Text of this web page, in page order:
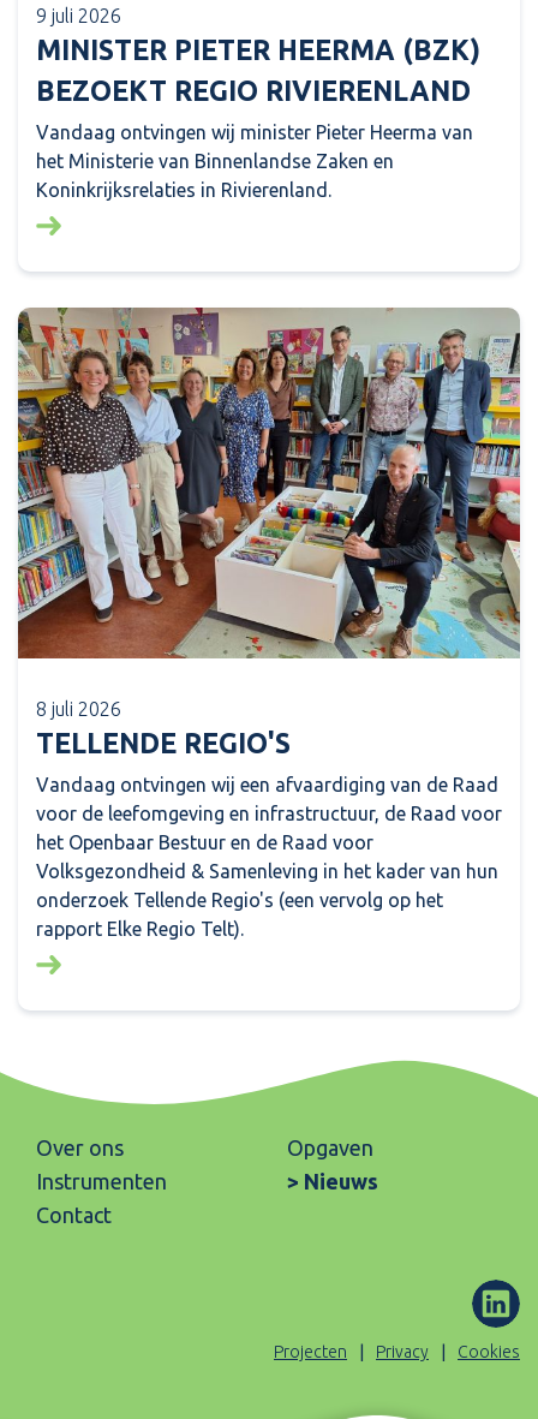
9 juli 2026
MINISTER PIETER HEERMA (BZK)
BEZOEKT REGIO RIVIERENLAND
Vandaag ontvingen wij minister Pieter Heerma van
het Ministerie van Binnenlandse Zaken en
Koninkrijksrelaties in Rivierenland.
Lees meer over: Minister Pieter Heerma (BZK)
8 juli 2026
TELLENDE REGIO'S
Vandaag ontvingen wij een afvaardiging van de Raad
voor de leefomgeving en infrastructuur, de Raad voor
het Openbaar Bestuur en de Raad voor
Volksgezondheid & Samenleving in het kader van hun
onderzoek Tellende Regio's (een vervolg op het
rapport Elke Regio Telt).
Lees meer over: Tellende regio's
Over ons
Opgaven
Instrumenten
Nieuws
Contact
ons
Projecten Privacy Cookies